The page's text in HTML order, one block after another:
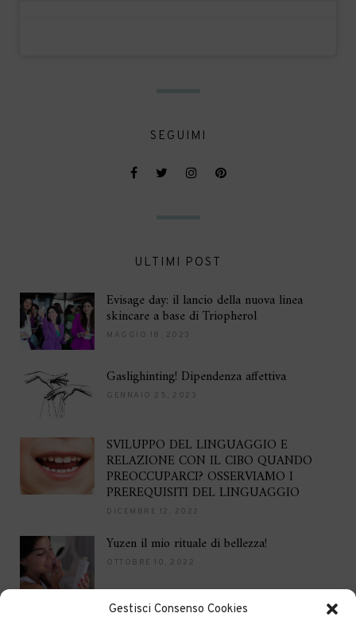
Gestisci Consenso Cookies
SEGUIMI
ULTIMI POST
Evisage day: il lancio della nuova linea
skincare a base di Triopherol
MAGGIO 18, 2023
Gaslighinting! Dipendenza affettiva
GENNAIO 25, 2023
SVILUPPO DEL LINGUAGGIO E
RELAZIONE CON IL CIBO QUANDO
PREOCCUPARCI? OSSERVIAMO I
PREREQUISITI DEL LINGUAGGIO
DICEMBRE 12, 2022
Yuzen il mio rituale di bellezza!
OTTOBRE 10, 2022